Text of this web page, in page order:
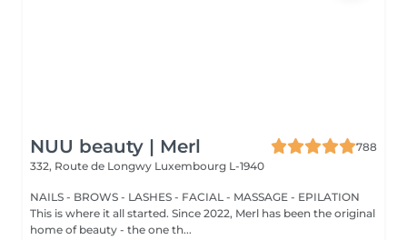
NUU beauty | Merl
788
332, Route de Longwy Luxembourg L-1940
NAILS - BROWS - LASHES - FACIAL - MASSAGE - EPILATION
This is where it all started. Since 2022, Merl has been the original
home of beauty - the one th...